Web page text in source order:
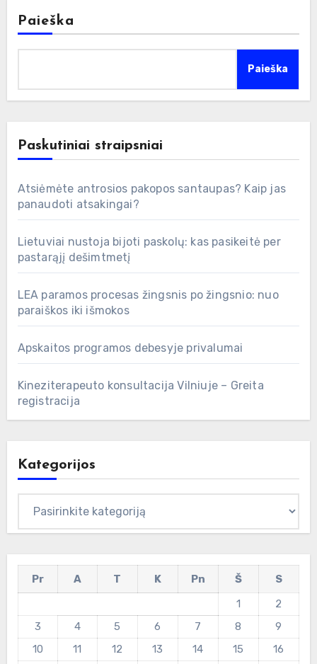
Paieška
Paieška
Paskutiniai straipsniai
Atsiėmėte antrosios pakopos santaupas? Kaip jas
panaudoti atsakingai?
Lietuviai nustoja bijoti paskolų: kas pasikeitė per
pastarąjį dešimtmetį
LEA paramos procesas žingsnis po žingsnio: nuo
paraiškos iki išmokos
Apskaitos programos debesyje privalumai
Kineziterapeuto konsultacija Vilniuje – Greita
registracija
Kategorijos
Pr A T K Pn Š
S
1
2
3
4 5 6 7 8
9
10
11 12 13 14 15
16